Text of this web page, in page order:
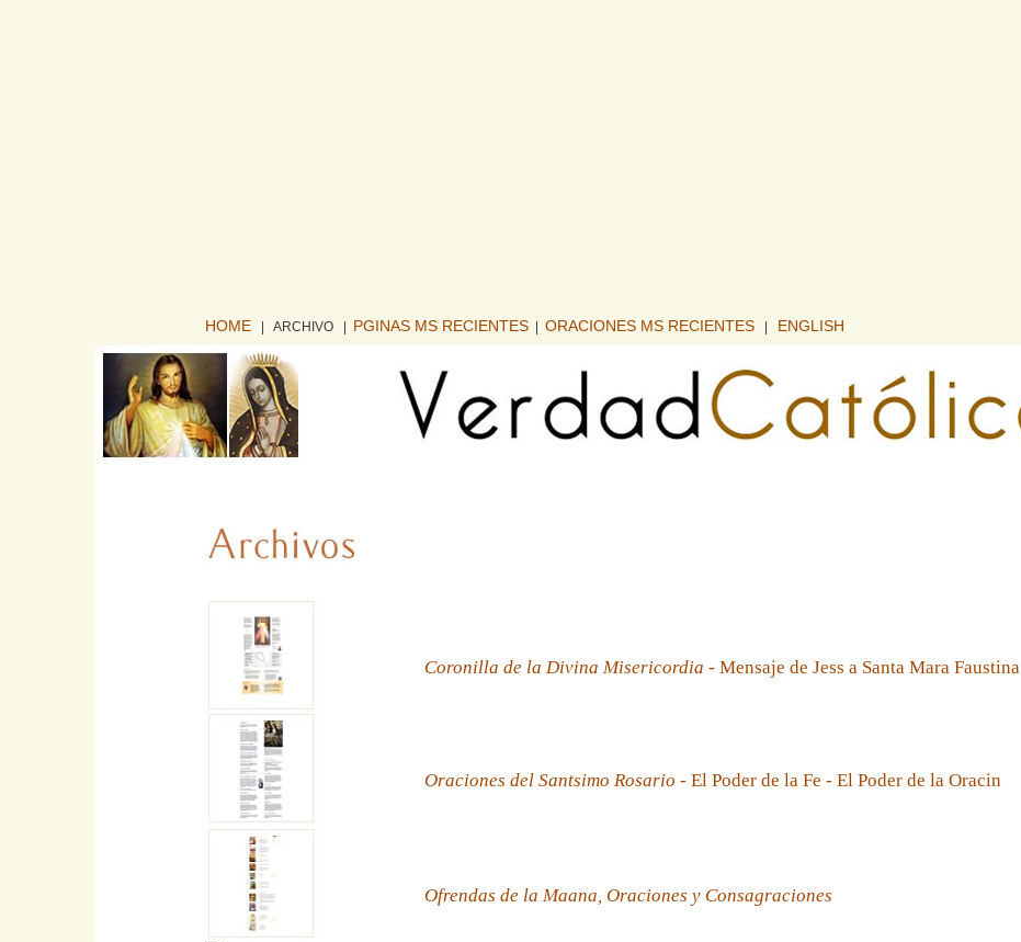
HOME | ARCHIVO PGINAS MS RECIENTES ORACIONES MS RECIENTES ENGLISH
Coronilla de la Divina Misericordia - Mensaje de Jess a Santa Mara Faustina
Oraciones del Santsimo Rosario - El Poder de la Fe - El Poder de la Oracin
Ofrendas de la Maana, Oraciones y Consagraciones